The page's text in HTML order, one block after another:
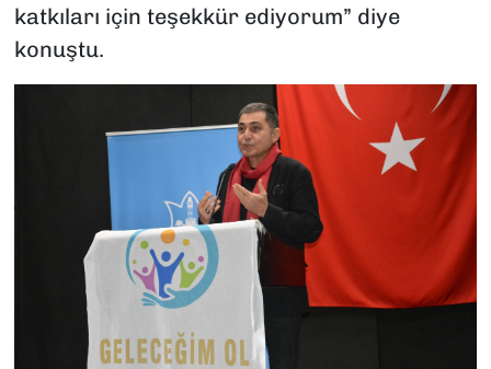
katkıları için teşekkür ediyorum” diye
konuştu.